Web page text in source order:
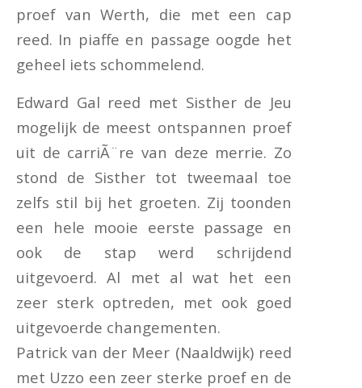
proef van Werth, die met een cap
reed. In piaffe en passage oogde het
geheel iets schommelend.
Edward Gal reed met Sisther de Jeu
mogelijk de meest ontspannen proef
uit de carriÃ¨re van deze merrie. Zo
stond de Sisther tot tweemaal toe
zelfs stil bij het groeten. Zij toonden
een hele mooie eerste passage en
ook de stap werd schrijdend
uitgevoerd. Al met al wat het een
zeer sterk optreden, met ook goed
uitgevoerde changementen.
Patrick van der Meer (Naaldwijk) reed
met Uzzo een zeer sterke proef en de